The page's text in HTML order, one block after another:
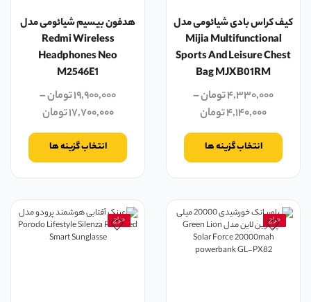
کیف کراس بادی شیائومی مدل
Mijia Multifunctional
Sports And Leisure Chest
Bag MJXB01RM
۴,۳۳۰,۰۰۰تومان–
۴,۱۴۰,۰۰۰تومان
انتخاب گزینه ها
هدفون بیسیم شیائومی مدل
Redmi Wireless
Headphones Neo
M2546E1
۱۹,۹۰۰,۰۰۰تومان–
۱۷,۷۰۰,۰۰۰تومان
انتخاب گزینه ها
حراج حراج